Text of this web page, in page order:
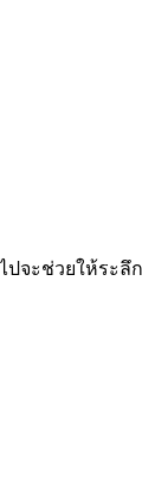
ปจะช่วยให้ระ